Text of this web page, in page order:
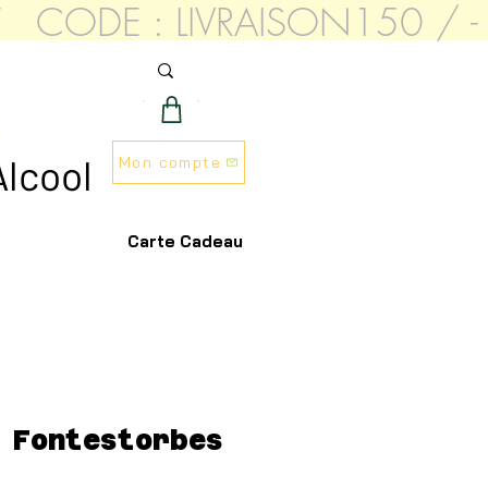
CODE : LIVRAISON150
Mon compte
Carte Cadeau
Fontestorbes